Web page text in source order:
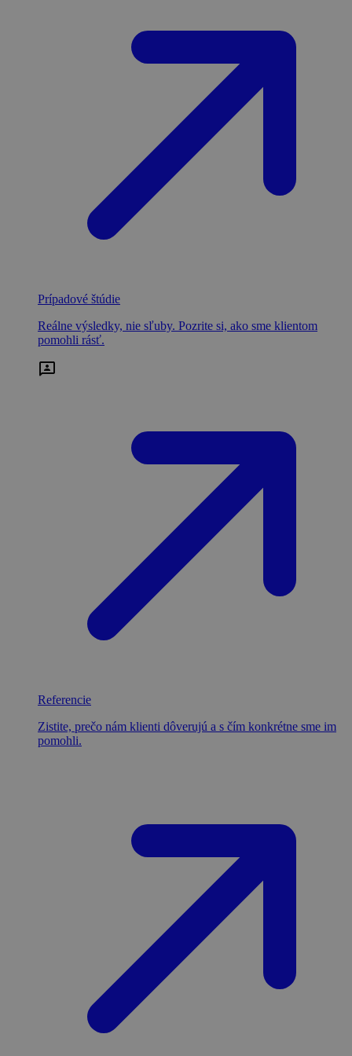
Prípadové štúdie
Reálne výsledky, nie sľuby. Pozrite si, ako sme klientom
pomohli rásť.
Referencie
Zistite, prečo nám klienti dôverujú a s čím konkrétne sme im
pomohli.